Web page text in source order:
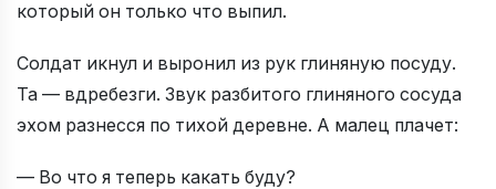
который он только что выпил.
Солдат икнул и выронил из рук глиняную посуду.
Та — вдребезги. Звук разбитого глиняного сосуда
эхом разнесся по тихой деревне. А малец плачет:
— Во что я теперь какать буду?